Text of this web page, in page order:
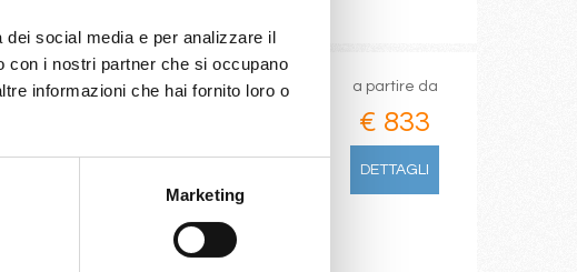
social media e per analizzare il
con i nostri partner che si occupano
informazioni che hai fornito loro o
Marketing
Southampton, Bruges, Amsterdam -
a partire da
€ 833
DETTAGLI